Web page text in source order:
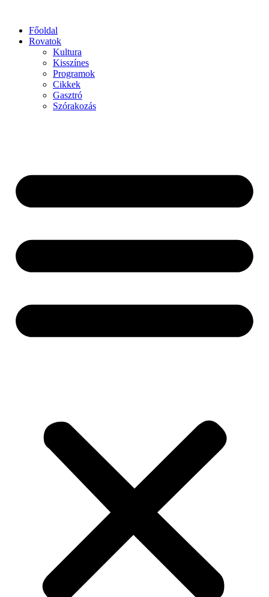
Főoldal
Rovatok
Kultura
Kisszínes
Programok
Cikkek
Gasztró
Szórakozás